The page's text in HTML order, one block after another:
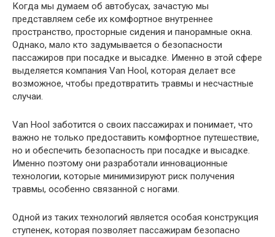
Когда мы думаем об автобусах, зачастую мы
представляем себе их комфортное внутреннее
пространство, просторные сидения и панорамные окна.
Однако, мало кто задумывается о безопасности
пассажиров при посадке и высадке. Именно в этой сфере
выделяется компания Van Hool, которая делает все
возможное, чтобы предотвратить травмы и несчастные
случаи.
Van Hool заботится о своих пассажирах и понимает, что
важно не только предоставить комфортное путешествие,
но и обеспечить безопасность при посадке и высадке.
Именно поэтому они разработали инновационные
технологии, которые минимизируют риск получения
травмы, особенно связанной с ногами.
Одной из таких технологий является особая конструкция
ступенек, которая позволяет пассажирам безопасно